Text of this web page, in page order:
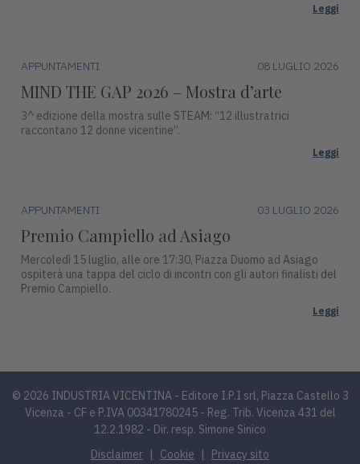
Leggi
APPUNTAMENTI 08 LUGLIO 2026
MIND THE GAP 2026 – Mostra d’arte
3^ edizione della mostra sulle STEAM: “12 illustratrici
raccontano 12 donne vicentine”.
Leggi
APPUNTAMENTI 03 LUGLIO 2026
Premio Campiello ad Asiago
Mercoledì 15 luglio, alle ore 17:30, Piazza Duomo ad Asiago
ospiterà una tappa del ciclo di incontri con gli autori finalisti del
Premio Campiello.
Leggi
© 2026 INDUSTRIA VICENTINA - Editore I.P.I srl, Piazza Castello 3
Vicenza - CF e P.IVA 00341780245 - Reg. Trib. Vicenza 431 del
12.2.1982 - Dir. resp. Simone Sinico
Disclaimer
Cookie Privacy sito